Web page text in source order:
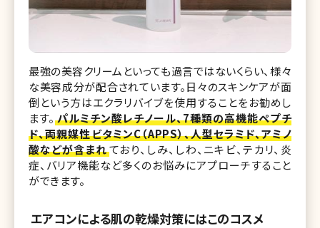
最強の美容クリームといっても過言ではないくらい、様々
な美容成分が配合されています。日々のスキンケアが面
倒という方はエクラリバイブを使用することをお勧めし
ます。パルミチン酸レチノール、7種類の高機能ペプチ
ド、両親媒性ビタミンC（APPS）、人型セラミド、アミノ
酸などが含まれており、しみ、しわ、ニキビ、テカリ、炎
症、バリア機能など多くのお悩みにアプローチすること
ができます。
エアコンによる肌の乾燥対策にはこのコスメ